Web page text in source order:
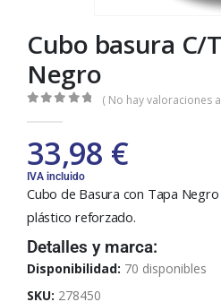
Cubo basura C/
Negro
( No hay valoraciones
33,98 €
IVA incluido
Cubo de Basura con Tapa
plástico reforzado.
Detalles y marca:
Disponibilidad: 70 disponibles
SKU: 278450